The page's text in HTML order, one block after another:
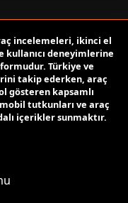
incelemeleri, ikinci el
deneyimlerine
Türkiye ve
takip ederken, araç
gösteren kapsamlı
tutkunları ve araç
içerikler sunmaktır.